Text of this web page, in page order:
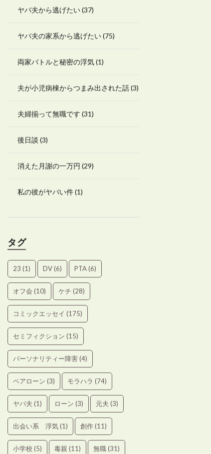
ヤバ夫から逃げたい(37)
ヤバ夫の家系から逃げたい(75)
両家バトルと秘密の浮気(1)
夫が小児病棟からつまみ出された話(3)
夫婦揃って無職です (31)
後日談 (3)
消えた月謝の一万円 (29)
私の彼がヤバい件(1)
タグ
23 (1) DV(6) PTA(6)
オフ会 (10) ケチ (28)
コミックエッセイ (175)
セミフィクション (15)
パーソナリティー障害(4)
ペアローン (3) モラハラ (74)
ヤバ夫 (1) ローン (3) 元夫 (3)
出会い系 浮気(1) 創作(11)
小学校 (5) 毒親 (11) 無職(31)